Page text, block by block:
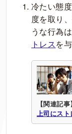
冷たい態
度を取り
うな行為
トレスを
【関連記事
上司にスト